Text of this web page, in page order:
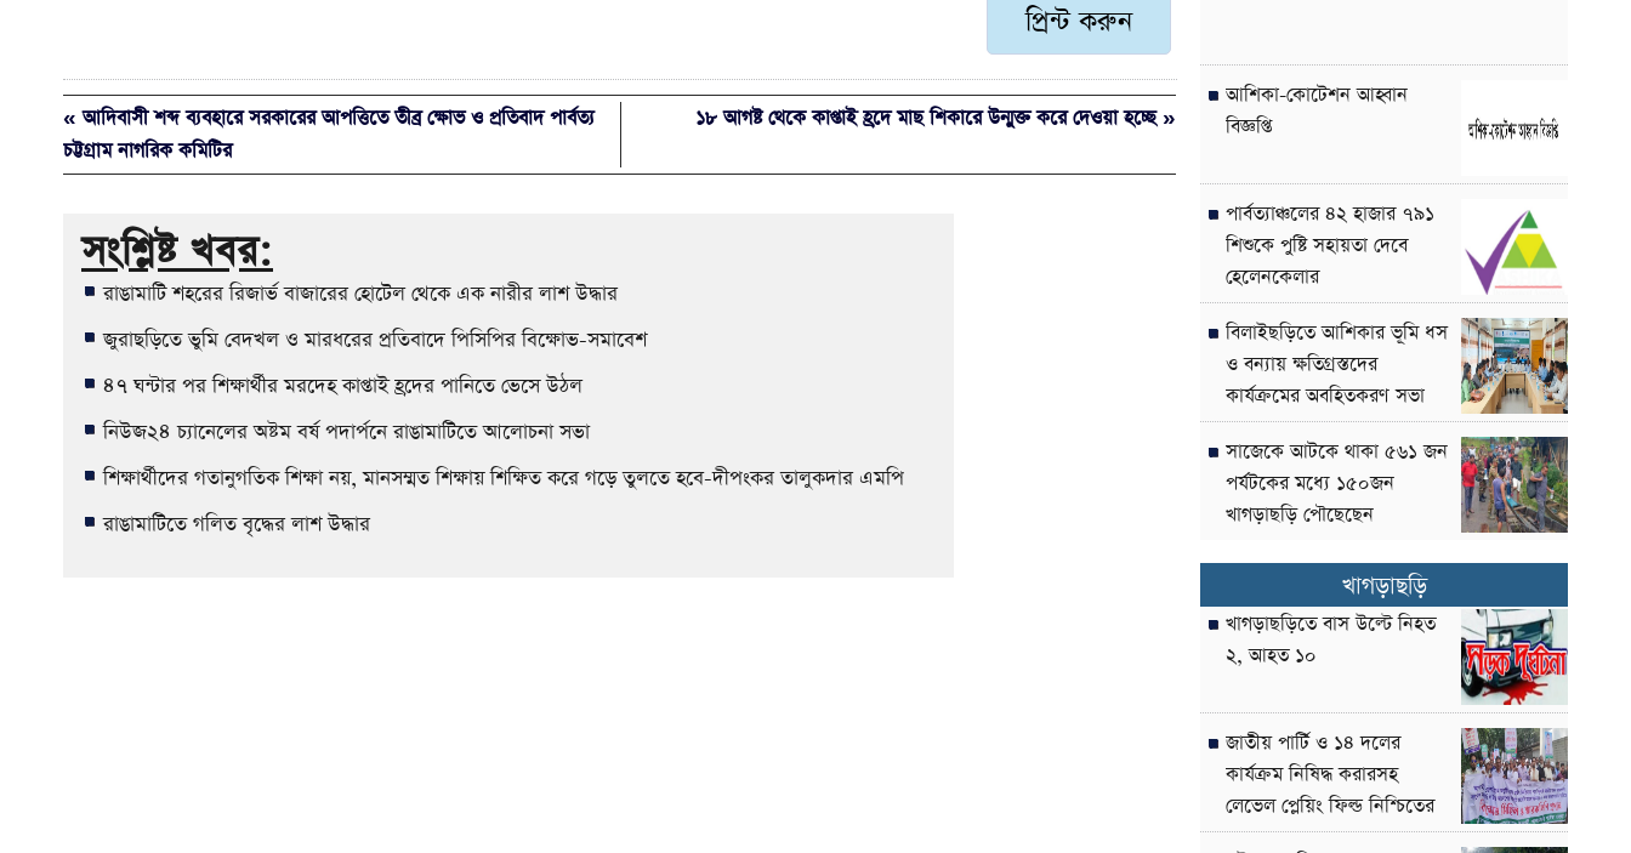
প্রিন্ট করুন
« আদিবাসী শব্দ ব্যবহারে সরকারের আপত্তিতে তীব্র ক্ষোভ ও প্রতিবাদ পার্বত্য
চট্টগ্রাম নাগরিক কমিটির
১৮ আগষ্ট থেকে কাপ্তাই হ্রদে মাছ শিকারে উন্মুক্ত করে দেওয়া হচ্ছে »
সংশ্লিষ্ট খবর:
রাঙামাটি শহরের রিজার্ভ বাজারের হোটেল থেকে এক নারীর লাশ উদ্ধার
জুরাছড়িতে ভুমি বেদখল ও মারধরের প্রতিবাদে পিসিপির বিক্ষোভ-সমাবেশ
৪৭ ঘন্টার পর শিক্ষার্থীর মরদেহ কাপ্তাই হ্রদের পানিতে ভেসে উঠল
নিউজ২৪ চ্যানেলের অষ্টম বর্ষ পদার্পনে রাঙামাটিতে আলোচনা সভা
শিক্ষার্থীদের গতানুগতিক শিক্ষা নয়, মানসম্মত শিক্ষায় শিক্ষিত করে গড়ে তুলতে হবে-দীপংকর তালুকদার এমপি
রাঙামাটিতে গলিত বৃদ্ধের লাশ উদ্ধার
আশিকা-কোটেশন আহ্বান
বিজ্ঞপ্তি
পার্বত্যাঞ্চলের ৪২ হাজার ৭৯১
শিশুকে পুষ্টি সহায়তা দেবে
হেলেনকেলার
বিলাইছড়িতে আশিকার ভূমি ধস
ও বন্যায় ক্ষতিগ্রস্তদের
কার্যক্রমের অবহিতকরণ সভা
সাজেকে আটকে থাকা ৫৬১ জন
পর্যটকের মধ্যে ১৫০জন
খাগড়াছড়ি পৌছেছেন
খাগড়াছড়ি
খাগড়াছড়িতে বাস উল্টে নিহত
২, আহত ১০
জাতীয় পার্টি ও ১৪ দলের
কার্যক্রম নিষিদ্ধ করারসহ
লেভেল প্লেয়িং ফিল্ড নিশ্চিতের
দাবী